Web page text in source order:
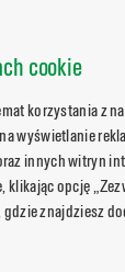
cookie
korzystania z
wyświetlanie
innych witryn
opcję
znajdziesz